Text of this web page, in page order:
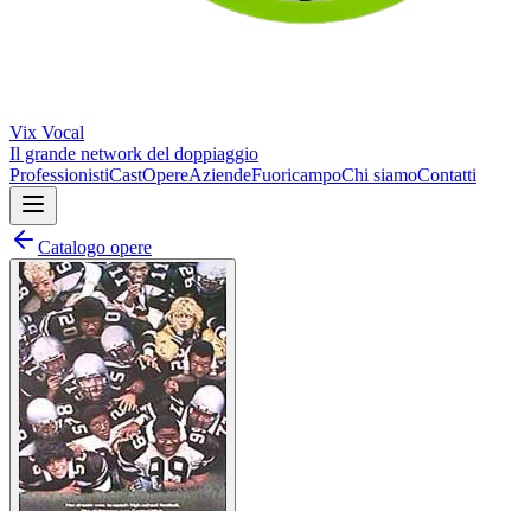
Vix Vocal
Il grande network del doppiaggio
ProfessionistiCastOpereAziendeFuoricampoChi siamoContatti
Catalogo opere